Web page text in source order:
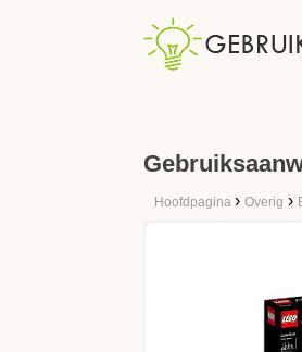
Hoofdpagina › Overig ›